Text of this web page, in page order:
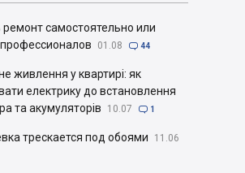
самостоятельно или
01.08  44
живлення у квартирі: як
електрику до встановлення
та акумуляторів
10.07  1
трескается под обоями 11.06